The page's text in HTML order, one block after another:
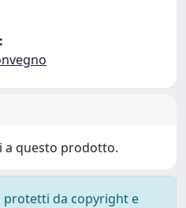
a questo prodotto.
protetti da copyright e